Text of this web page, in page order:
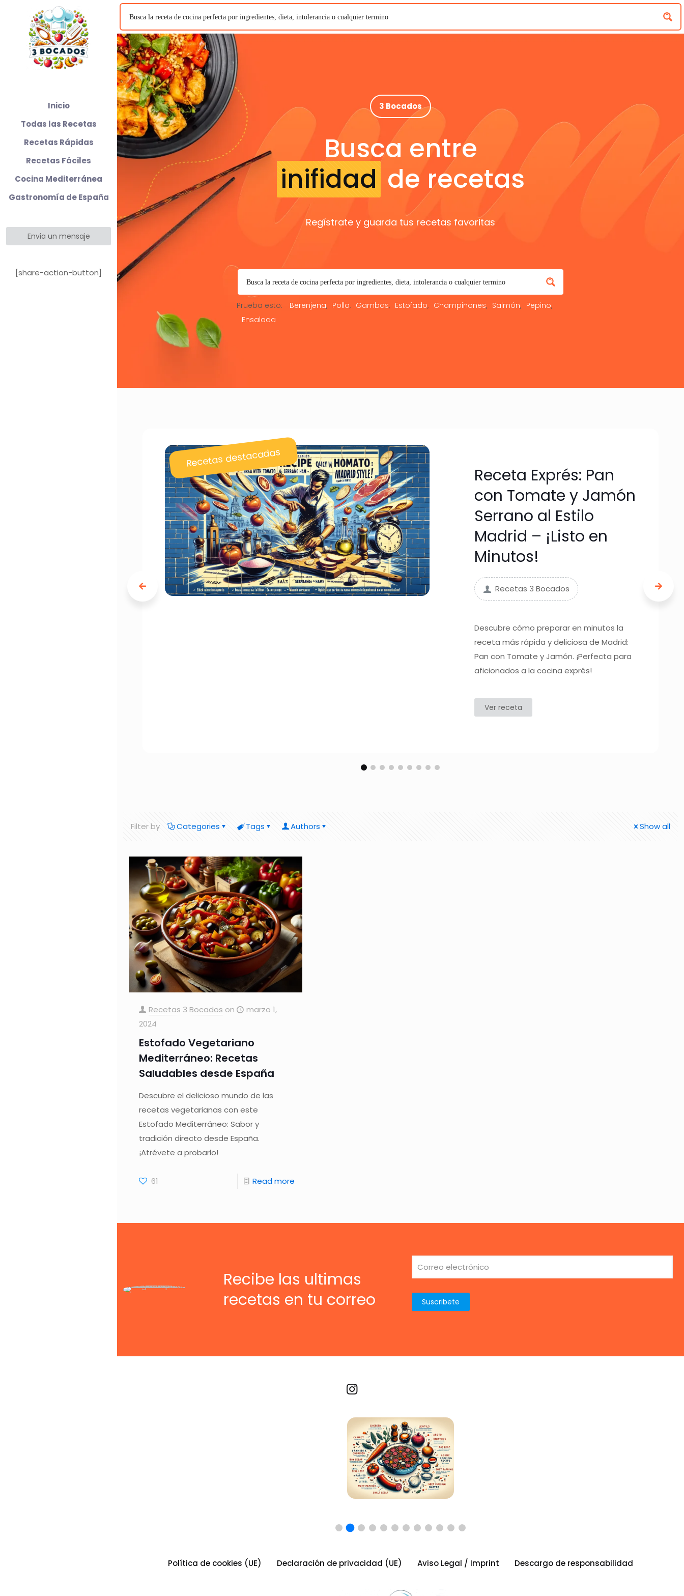
3 Bocados
Busca entre
inifidad de recetas
Regístrate y guarda tus recetas favoritas
Prueba esto: Berenjena Pollo Gambas Estofado Champiñones Salmón
Pepino
Ensalada
Recetas destacadas
Receta Exprés: Pan
con Tomate y Jamón
Serrano al Estilo
Madrid – ¡Listo en
Minutos!
Recetas 3 Bocados
Descubre cómo preparar en minutos la
receta más rápida y deliciosa de Madrid:
Pan con Tomate y Jamón. ¡Perfecta para
aficionados a la cocina exprés!
Ver receta
Filter by Categories Tags Authors Show all
Recetas 3 Bocados on
marzo 1,
2024
Estofado Vegetariano
Mediterráneo: Recetas
Saludables desde España
Descubre el delicioso mundo de las
recetas vegetarianas con este
Estofado Mediterráneo: Sabor y
tradición directo desde España.
¡Atrévete a probarlo!
61 Read more
Recibe las ultimas
recetas en tu correo
Política de cookies (UE) Declaración de privacidad (UE) Aviso Legal / Imprint Descargo de responsabilidad
Inicio
Todas las Recetas
Recetas Rápidas
Recetas Fáciles
Cocina Mediterránea
Gastronomía de España
Envia un mensaje
[share-action-button]